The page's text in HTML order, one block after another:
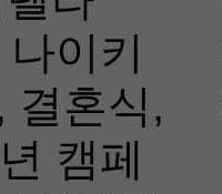
이키
결혼식,
캠페